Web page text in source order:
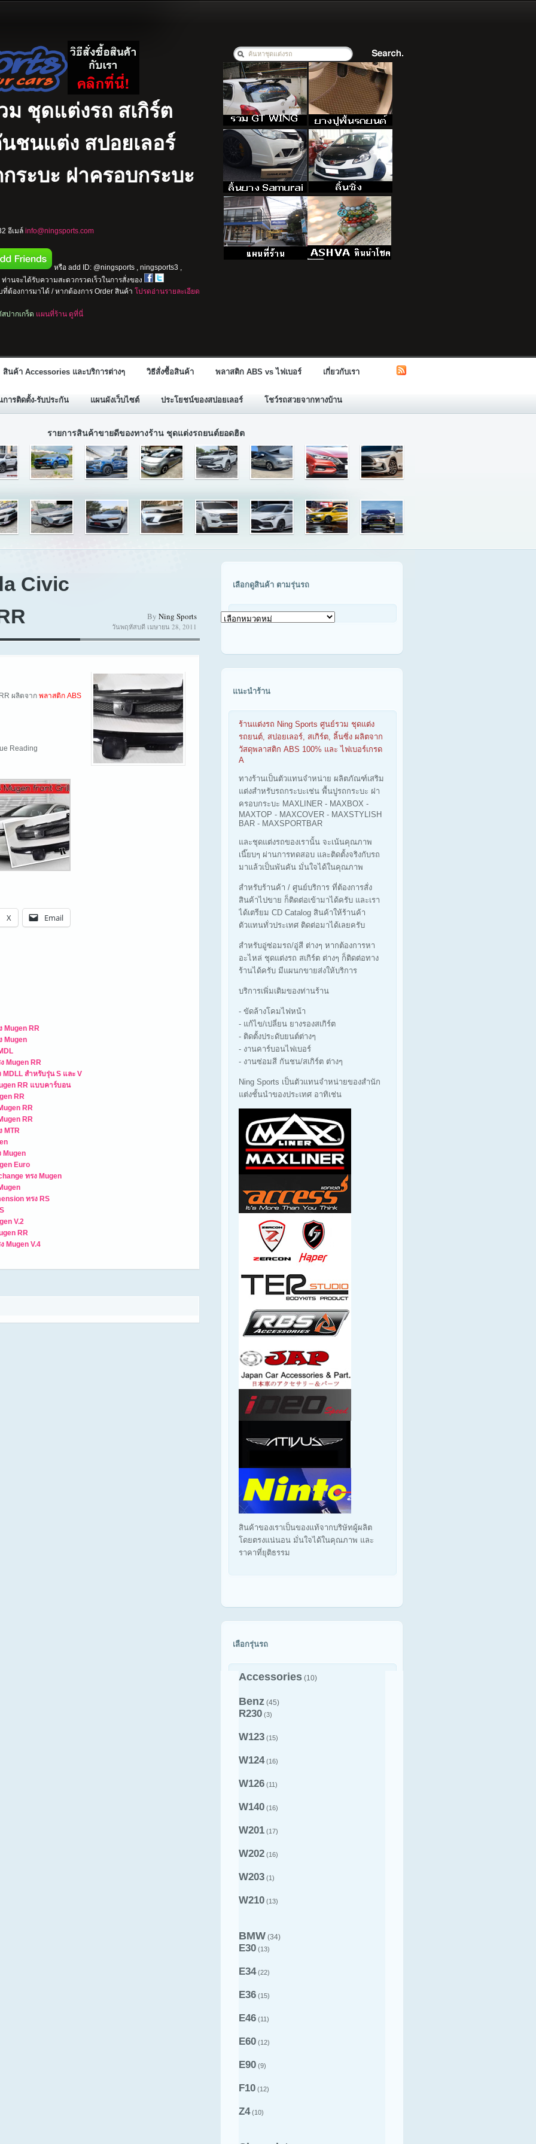
ชุดแต่งรถ สเกิร์ต
ชนแต่ง สปอยเลอร์
ระบะ ฝาครอบกระบะ
อีเมล์ info@ningsports.com
หรือ add ID: @ningsports , ningsports3 ,
านจะได้รับความสะดวกรวดเร็วในการสั่งของ
ต้องการมาได้ / หากต้องการ Order สินค้า โปรดอ่านรายละเอียด
ปากเกร็ด แผนที่ร้าน ดูที่นี่
สินค้า Accessories และบริการต่างๆ วิธีสั่งซื้อสินค้า พลาสติก ABS vs ไฟเบอร์ เกี่ยวกับเรา
การติดตั้ง-รับประกัน แผนผังเว็บไซต์ ประโยชน์ของสปอยเลอร์ โชว์รถสวยจากทางบ้าน
รายการสินค้าขายดีของทางร้าน ชุดแต่งรถยนต์ยอดฮิต
Civic
By Ning Sports
วันพฤหัสบดี เมษายน 28, 2011
ผลิตจาก พลาสติก ABS
Reading
X Email
Mugen RR
Mugen
Mugen RR
MDLL สำหรับรุ่น S และ V
RR แบบคาร์บอน
RR
RR
RR
MTR
Mugen
Euro
ทรง Mugen
ทรง RS
V.2
RR
Mugen V.4
เลือกดูสินค้า ตามรุ่นรถ
เลือก
รถ
แนะนำร้าน
ร้านแต่งรถ Ning Sports ศูนย์รวม ชุดแต่ง
รถยนต์, สปอยเลอร์, สเกิร์ต, ลิ้นซิ่ง ผลิตจาก
วัสดุพลาสติก ABS 100% และ ไฟเบอร์เกรด
A
ทางร้านเป็นตัวแทนจำหน่าย ผลิตภัณฑ์เสริม
แต่งสำหรับรถกระบะเช่น พื้นปูรถกระบะ ฝา
ครอบกระบะ MAXLINER - MAXBOX -
MAXTOP - MAXCOVER - MAXSTYLISH
BAR - MAXSPORTBAR
และชุดแต่งรถของเรานั้น จะเน้นคุณภาพ
เนี๊ยบๆ ผ่านการทดสอบ และติดตั้งจริงกับรถ
มาแล้วเป็นพันคัน มั่นใจได้ในคุณภาพ
สำหรับร้านค้า / ศูนย์บริการ ที่ต้องการสั่ง
สินค้าไปขาย ก็ติดต่อเข้ามาได้ครับ และเรา
ได้เตรียม CD Catalog สินค้าให้ร้านค้า
ตัวแทนทั่วประเทศ ติดต่อมาได้เลยครับ
สำหรับอู่ซ่อมรถ/อู่สี ต่างๆ หากต้องการหา
อะไหล่ ชุดแต่งรถ สเกิร์ต ต่างๆ ก็ติดต่อทาง
ร้านได้ครับ มีแผนกขายส่งให้บริการ
บริการเพิ่มเติมของท่านร้าน
- ขัดล้างโคมไฟหน้า
- แก้ไข/เปลี่ยน ยางรองสเกิร์ต
- ติดตั้งประดับยนต์ต่างๆ
- งานคาร์บอนไฟเบอร์
- งานซ่อมสี กันชน/สเกิร์ต ต่างๆ
Ning Sports เป็นตัวแทนจำหน่ายของสำนัก
แต่งชั้นนำของประเทศ อาทิเช่น
สินค้าของเราเป็นของแท้จากบริษัทผู้ผลิต
โดยตรงแน่นอน มั่นใจได้ในคุณภาพ และ
ราคาที่ยุติธรรม
เลือกรุ่นรถ
Accessories (10)
Benz (45)
R230 (3)
W123 (15)
W124(16)
W126 (11)
W140 (16)
W201 (17)
W202 (16)
W203 (1)
W210 (13)
BMW (34)
E30 (13)
E34(22)
E36 (15)
E46 (11)
E60 (12)
E90 (9)
F10 (12)
Z4(10)